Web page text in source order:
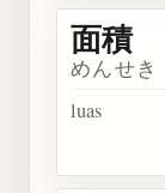
面積
めんせき
luas